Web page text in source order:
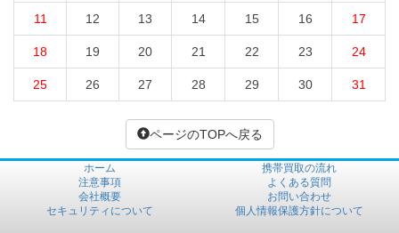
11 12 13 14 15 16 17
18 19 20 21 22 23 24
25 26 27 28 29 30 31
ページのTOPへ戻る
ホーム
携帯買取の流れ
注意事項
よくある質問
会社概要
お問い合わせ
セキュリティについて
個人情報保護方針について